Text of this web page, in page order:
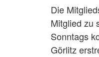
Die
Mitglied zu
Sonntags
Görlitz